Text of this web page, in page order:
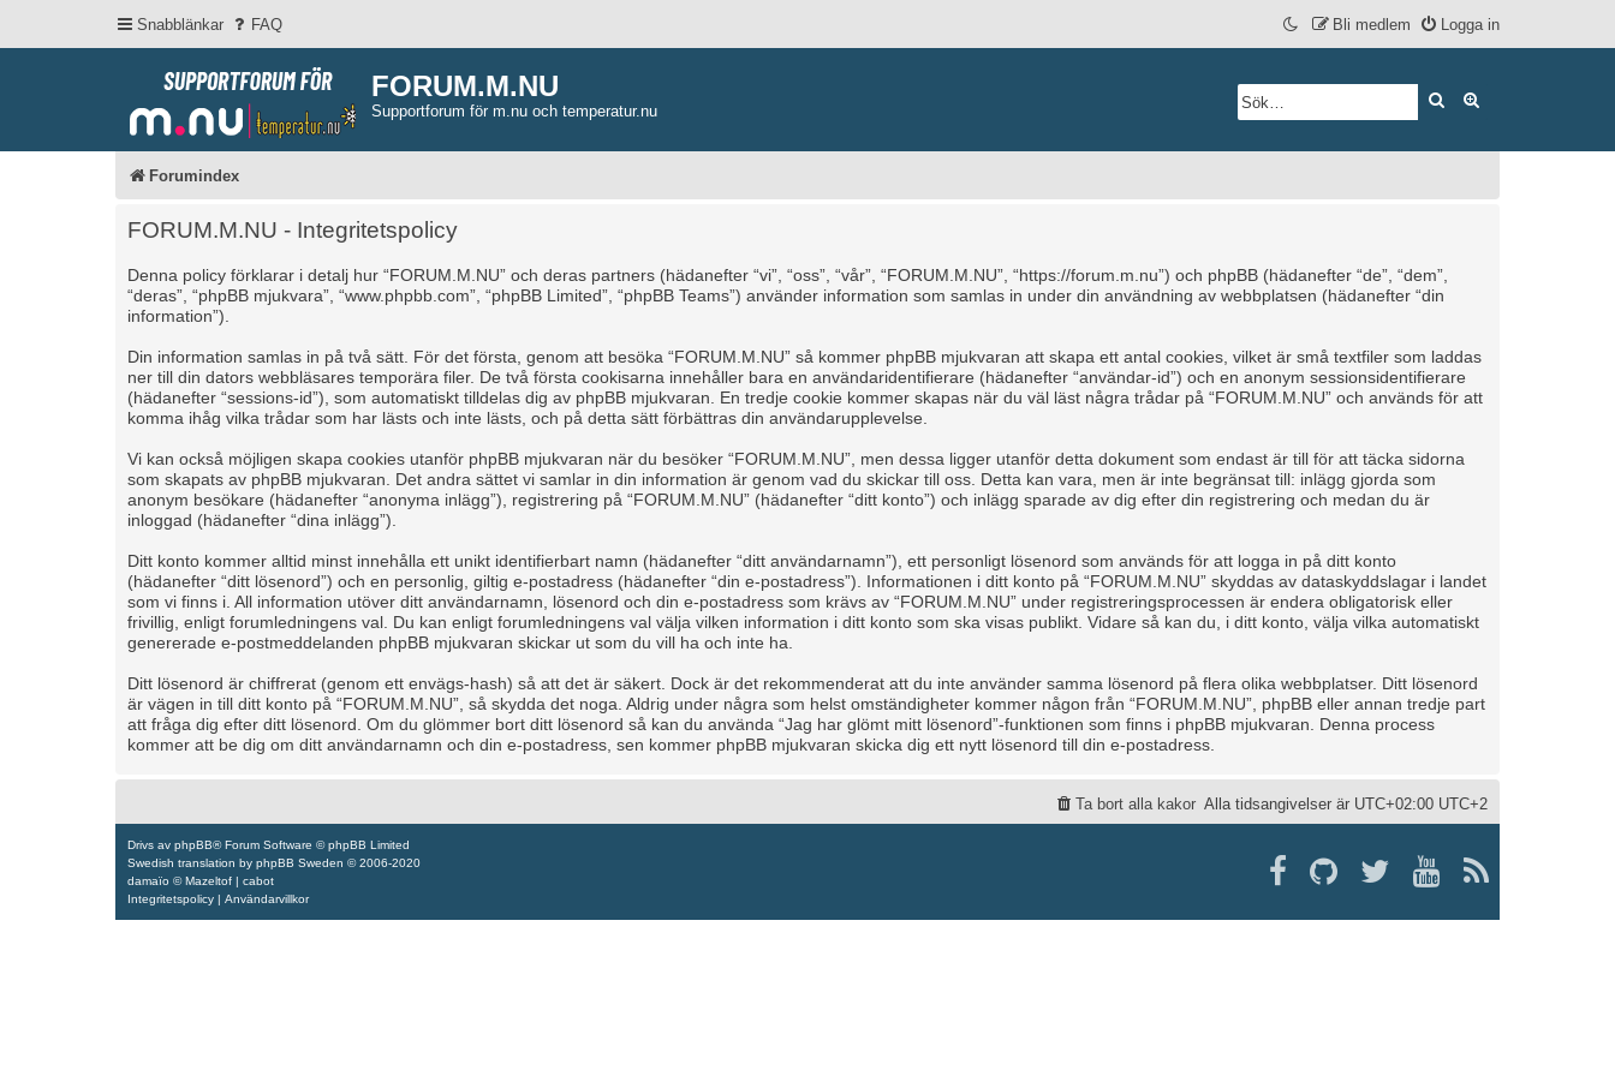
Snabblänkar FAQ Logga in
Bli medlem
FORUM.M.NU
Supportforum för m.nu och temperatur.nu
Sök
Forumindex
FORUM.M.NU - Integritetspolicy
Denna policy förklarar i detalj hur “FORUM.M.NU” och deras partners (hädanefter “vi”, “oss”, “vår”, “FORUM.M.NU”, “https://forum.m.nu”) och phpBB (hädanefter “de”, “dem”,
“deras”, “phpBB mjukvara”, “www.phpbb.com”, “phpBB Limited”, “phpBB Teams”) använder information som samlas in under din användning av webbplatsen (hädanefter “din
information”).
Din information samlas in på två sätt. För det första, genom att besöka “FORUM.M.NU” så kommer phpBB mjukvaran att skapa ett antal cookies, vilket är små textfiler som laddas
ner till din dators webbläsares temporära filer. De två första cookisarna innehåller bara en användaridentifierare (hädanefter “användar-id”) och en anonym sessionsidentifierare
(hädanefter “sessions-id”), som automatiskt tilldelas dig av phpBB mjukvaran. En tredje cookie kommer skapas när du väl läst några trådar på “FORUM.M.NU” och används för att
komma ihåg vilka trådar som har lästs och inte lästs, och på detta sätt förbättras din användarupplevelse.
Vi kan också möjligen skapa cookies utanför phpBB mjukvaran när du besöker “FORUM.M.NU”, men dessa ligger utanför detta dokument som endast är till för att täcka sidorna
som skapats av phpBB mjukvaran. Det andra sättet vi samlar in din information är genom vad du skickar till oss. Detta kan vara, men är inte begränsat till: inlägg gjorda som
anonym besökare (hädanefter “anonyma inlägg”), registrering på “FORUM.M.NU” (hädanefter “ditt konto”) och inlägg sparade av dig efter din registrering och medan du är
inloggad (hädanefter “dina inlägg”).
Ditt konto kommer alltid minst innehålla ett unikt identifierbart namn (hädanefter “ditt användarnamn”), ett personligt lösenord som används för att logga in på ditt konto
(hädanefter “ditt lösenord”) och en personlig, giltig e-postadress (hädanefter “din e-postadress”). Informationen i ditt konto på “FORUM.M.NU” skyddas av dataskyddslagar i landet
som vi finns i. All information utöver ditt användarnamn, lösenord och din e-postadress som krävs av “FORUM.M.NU” under registreringsprocessen är endera obligatorisk eller
frivillig, enligt forumledningens val. Du kan enligt forumledningens val välja vilken information i ditt konto som ska visas publikt. Vidare så kan du, i ditt konto, välja vilka automatiskt
genererade e-postmeddelanden phpBB mjukvaran skickar ut som du vill ha och inte ha.
Ditt lösenord är chiffrerat (genom ett envägs-hash) så att det är säkert. Dock är det rekommenderat att du inte använder samma lösenord på flera olika webbplatser. Ditt lösenord
är vägen in till ditt konto på “FORUM.M.NU”, så skydda det noga. Aldrig under några som helst omständigheter kommer någon från “FORUM.M.NU”, phpBB eller annan tredje part
att fråga dig efter ditt lösenord. Om du glömmer bort ditt lösenord så kan du använda “Jag har glömt mitt lösenord”-funktionen som finns i phpBB mjukvaran. Denna process
kommer att be dig om ditt användarnamn och din e-postadress, sen kommer phpBB mjukvaran skicka dig ett nytt lösenord till din e-postadress.
Alla tidsangivelser är UTC+02:00 UTC+2
Ta bort alla kakor
Drivs av phpBB® Forum Software © phpBB Limited
Swedish translation by phpBB Sweden © 2006-2020
damaïo ©Mazeltof | cabot
Integritetspolicy | Användarvillkor